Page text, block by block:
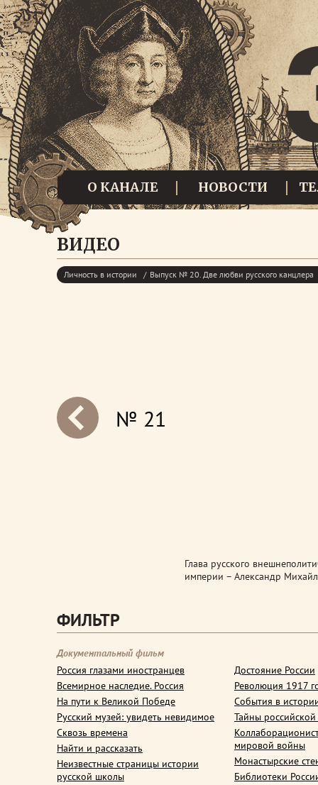
О КАНАЛЕ НОВОСТИ
ВИДЕО
Личность в истории Выпуск № 20. Две любви русского канцлера
№ 21
Глава русского
империи – Александр
ФИЛЬТР
Документальный фильм
Россия глазами иностранцев
Всемирное наследие. Россия
На пути к Великой Победе
Русский музей: увидеть невидимое
Сквозь времена
Найти и рассказать
Неизвестные страницы истории
русской школы
Достояние России
Революция 1917
События в
Тайны
мировой войны
Монастырские
Библиотеки